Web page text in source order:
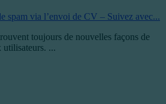
spam via l’envoi de CV – Suivez avec...
toujours de nouvelles façons de
utilisateurs. ...